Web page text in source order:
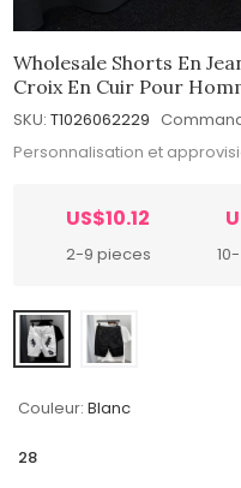
Wholesale Shorts En
Croix En Cuir Pour
SKU: T1026062229
Personnalisation et
US$10.12
2-9 pieces
Couleur: Blanc
28